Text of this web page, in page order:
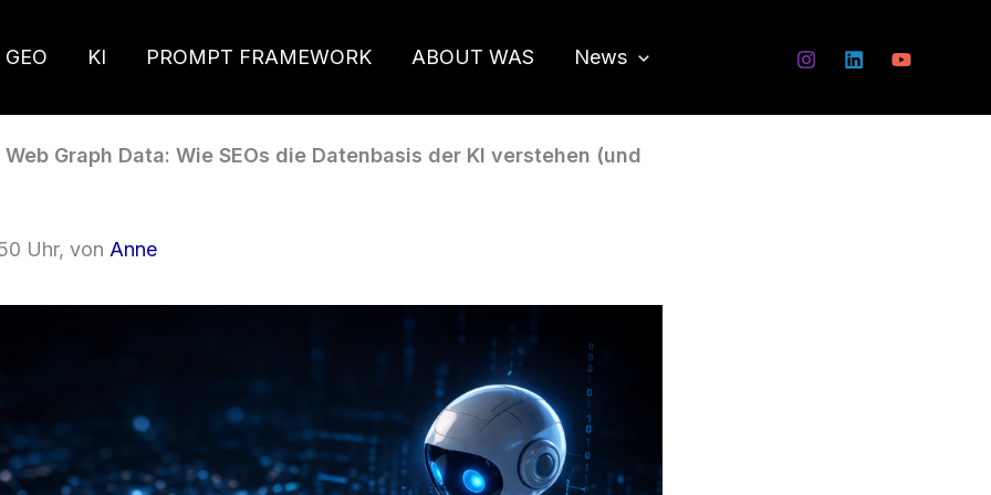
KI PROMPT FRAMEWORK ABOUT WAS News
Web Graph Data: Wie SEOs die Datenbasis der KI verstehen (und
Uhr, von Anne